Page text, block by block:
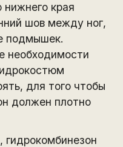
нижнего края
шов между ног,
подмышек.
необходимости
для того чтобы
должен плотно